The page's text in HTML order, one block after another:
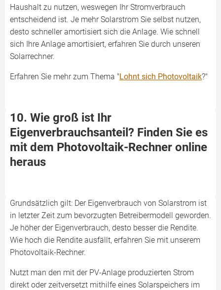
Haushalt zu nutzen, weswegen Ihr Stromverbrauch
entscheidend ist. Je mehr Solarstrom Sie selbst nutzen,
desto schneller amortisiert sich die Anlage. Wie schnell
sich Ihre Anlage amortisiert, erfahren Sie durch unseren
Solarrechner.
Erfahren Sie mehr zum Thema "Lohnt sich Photovoltaik?"
10. Wie groß ist Ihr
Eigenverbrauchsanteil? Finden Sie es
mit dem Photovoltaik-Rechner online
heraus
Grundsätzlich gilt: Der Eigenverbrauch von Solarstrom ist
in letzter Zeit zum bevorzugten Betreibermodell geworden.
Je höher der Eigenverbrauch, desto besser die Rendite.
Wie hoch die Rendite ausfällt, erfahren Sie mit unserem
Photovoltaik-Rechner.
Nutzt man den mit der PV-Anlage produzierten Strom
direkt oder zeitversetzt mithilfe eines Solarspeichers im